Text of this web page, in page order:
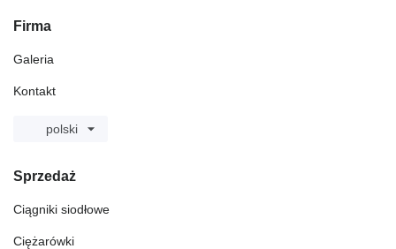
Firma
Galeria
Kontakt
polski
Sprzedaż
Ciągniki siodłowe
Ciężarówki